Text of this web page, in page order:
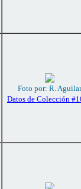
Foto por: R. Aguilar
Datos de Colección